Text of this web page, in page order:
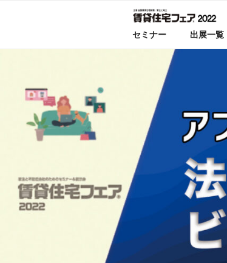
ン
セミナー 出展一覧